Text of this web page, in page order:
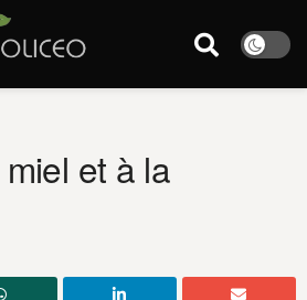
et à la